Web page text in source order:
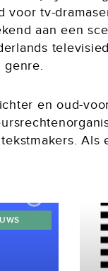
voor tv-
aan een
genre.
en oud-
Als